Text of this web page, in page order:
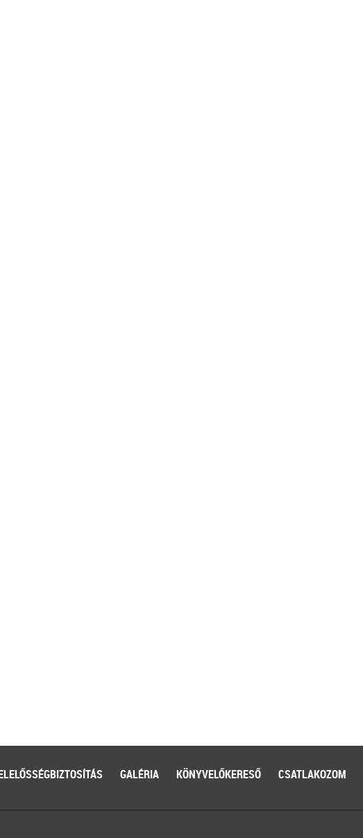
GALÉRIA KÖNYVELŐKERESŐ CSATLAKOZOM